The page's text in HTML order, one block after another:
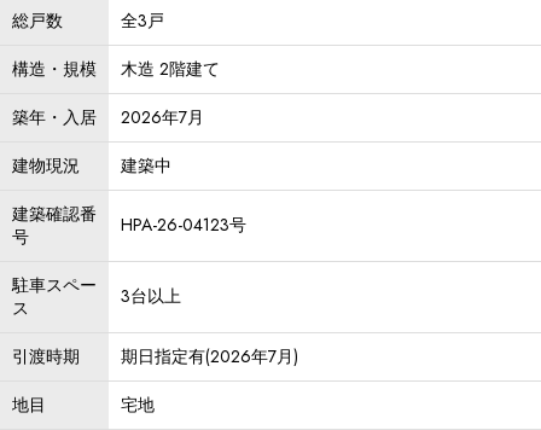
総戸数
全3戸
構造・規模
木造 2階建て
築年・入居
2026年7月
建物現況
建築中
建築確認番
号
HPA-26-04123号
駐車スペー
ス
3台以上
引渡時期
期日指定有(2026年7月)
地目
宅地